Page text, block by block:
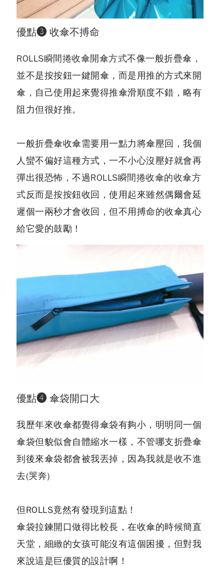
優點❸ 收傘不搏命
ROLLS瞬間捲收傘開傘方式不像一般折疊傘，
並不是按按鈕一鍵開傘，而是用推的方式來開
傘，自己使用起來覺得推傘滑順度不錯，略有
阻力但很好推。
一般折疊傘收傘需要用一點力將傘壓回，我個
人蠻不偏好這種方式，一不小心沒壓好就會再
彈出很恐怖，不過ROLLS瞬間捲收傘的收傘方
式反而是按按鈕收回，使用起來雖然偶爾會延
遲個一兩秒才會收回，但不用搏命的收傘真心
給它愛的鼓勵！
優點❹ 傘袋開口大
我歷年來收傘都覺得傘袋有夠小，明明同一個
傘袋但貌似會自體縮水一樣，不管哪支折疊傘
到後來傘袋都會被我丟掉，因為我就是收不進
去(哭奔)
但ROLLS竟然有發現到這點！
傘袋拉鍊開口做得比較長，在收傘的時候簡直
天堂，細緻的女孩可能沒有這個困擾，但對我
來說這是巨優質的設計啊！